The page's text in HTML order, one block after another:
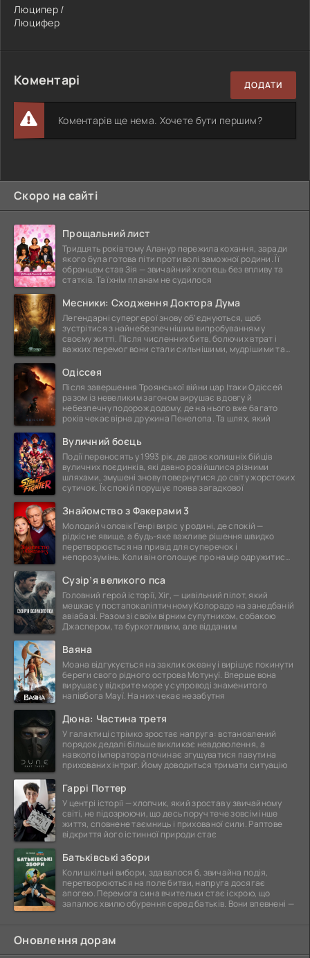
Люципер /
Люцифер
Коментарі ДОДАТИ
Коментарів ще нема. Хочете бути першим?
Скоро на сайті
Прощальний лист
Тридцять років тому Аланур пережила кохання, заради
якого була готова піти проти волі заможної родини. Її
обранцем став Зія — звичайний хлопець без впливу та
статків. Та їхнім планам не судилося
Месники: Сходження Доктора Дума
Легендарні супергерої знову об'єднуються, щоб
зустрітися з найнебезпечнішим випробуванням у
своєму житті. Після численних битв, болючих втрат і
важких перемог вони стали сильнішими, мудрішими та
Одіссея
Після завершення Троянської війни цар Ітаки Одіссей
разом із невеликим загоном вирушає в довгу й
небезпечну подорож додому, де на нього вже багато
років чекає вірна дружина Пенелопа. Та шлях, який
Вуличний боєць
Події переносять у 1993 рік, де двоє колишніх бійців
вуличних поєдинків, які давно розійшлися різними
шляхами, змушені знову повернутися до світу жорстоких
сутичок. Їх спокій порушує поява загадкової
Знайомство з Факерами 3
Молодий чоловік Генрі виріс у родині, де спокій —
рідкісне явище, а будь-яке важливе рішення швидко
перетворюється на привід для суперечок і
непорозумінь. Коли він оголошує про намір одружитися,
Сузір’я великого пса
Головний герой історії, Хіг, — цивільний пілот, який
мешкає у постапокаліптичному Колорадо на занедбаній
авіабазі. Разом зі своїм вірним супутником, собакою
Джаспером, та буркотливим, але відданим
Ваяна
Моана відгукується на заклик океану і вирішує покинути
береги свого рідного острова Мотунуї. Вперше вона
вирушає у відкрите море у супроводі знаменитого
напівбога Мауї. На них чекає незабутня
Дюна: Частина третя
У галактиці стрімко зростає напруга: встановлений
порядок дедалі більше викликає невдоволення, а
навколо імператора починає згущуватися павутина
прихованих інтриг. Йому доводиться тримати ситуацію
Гаррі Поттер
У центрі історії — хлопчик, який зростав у звичайному
світі, не підозрюючи, що десь поруч тече зовсім інше
життя, сповнене таємниць і прихованої сили. Раптове
відкриття його істинної природи стає
Батьківські збори
Коли шкільні вибори, здавалося б, звичайна подія,
перетворюються на поле битви, напруга досягає
апогею. Перемога сина вчительки стає іскрою, що
запалює хвилю обурення серед батьків. Вони впевнені —
Оновлення дорам